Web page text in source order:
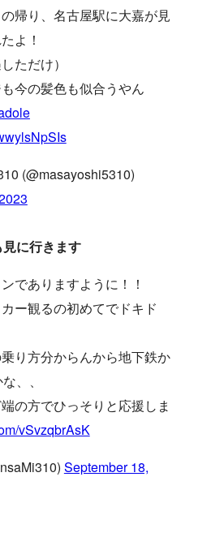
帰り、名古屋駅に大嘉が見
よ！
ただけ）
今の髪色も似合うやん
(@masayoshi5310)
に行きます
でありますように！！
ー観るの初めてでドキド
り方分からんから地下鉄か
、、
の方でひっそりと応援しま
vSvzqbrAsK
September 18,